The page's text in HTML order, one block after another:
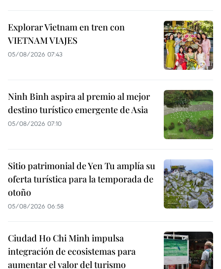
Explorar Vietnam en tren con
VIETNAM VIAJES
05/08/2026 07:43
Ninh Binh aspira al premio al mejor
destino turístico emergente de Asia
05/08/2026 07:10
Sitio patrimonial de Yen Tu amplía su
oferta turística para la temporada de
otoño
05/08/2026 06:58
Ciudad Ho Chi Minh impulsa
integración de ecosistemas para
aumentar el valor del turismo